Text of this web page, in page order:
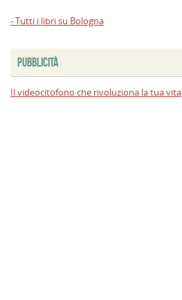
- Tutti i libri su Bologna
PUBBLICITÀ
Il videocitofono che rivoluziona la tua vita